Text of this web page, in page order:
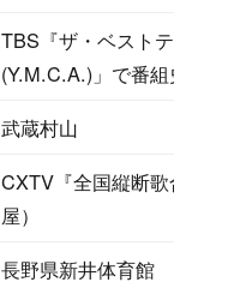
TBS『ザ・ベストテン』に
(Y.M.C.A.)」で番組史上初
武蔵村山
CXTV『全国縦断歌合戦』
屋）
長野県新井体育館